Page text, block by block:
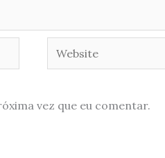
Website
vez que eu comentar.